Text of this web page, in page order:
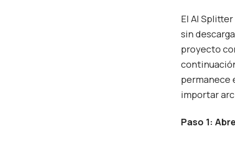
El AI
sin
proyecto
permanece
importar
Paso 1: